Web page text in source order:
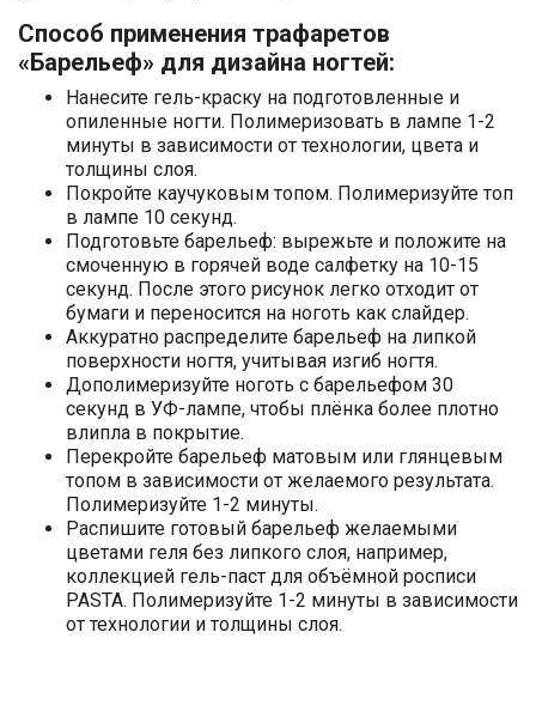
Способ применения трафаретов
«Барельеф» для дизайна ногтей:
Нанесите гель-краску на подготовленные и
опиленные ногти. Полимеризовать в лампе 1-2
минуты в зависимости от технологии, цвета и
толщины слоя.
Покройте каучуковым топом. Полимеризуйте топ
в лампе 10 секунд.
Подготовьте барельеф: вырежьте и положите на
смоченную в горячей воде салфетку на 10-15
секунд. После этого рисунок легко отходит от
бумаги и переносится на ноготь как слайдер.
Аккуратно распределите барельеф на липкой
поверхности ногтя, учитывая изгиб ногтя.
Дополимеризуйте ноготь с барельефом 30
секунд в УФ-лампе, чтобы плёнка более плотно
влипла в покрытие.
Перекройте барельеф матовым или глянцевым
топом в зависимости от желаемого результата.
Полимеризуйте 1-2 минуты.
Распишите готовый барельеф желаемыми
цветами геля без липкого слоя, например,
коллекцией гель-паст для объёмной росписи
PASTA. Полимеризуйте 1-2 минуты в зависимости
от технологии и толщины слоя.